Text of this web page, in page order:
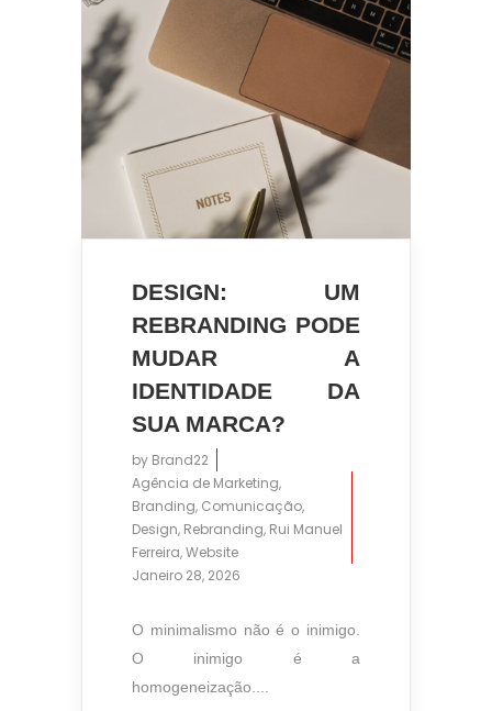
DESIGN: UM
REBRANDING PODE
MUDAR A
IDENTIDADE DA
SUA MARCA?
by Brand22
Agência de Marketing,
Branding, Comunicação,
Design, Rebranding, Rui Manuel
Ferreira,Website
Janeiro 28, 2026
O minimalismo não é o inimigo.
O inimigo é a
homogeneização....